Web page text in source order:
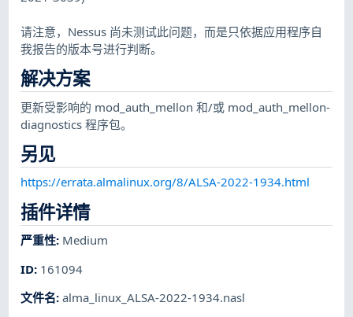
请注意，Nessus 尚未测试此问题，而是只依据应用程序自
我报告的版本号进行判断。
解决方案
更新受影响的 mod_auth_mellon 和/或 mod_auth_mellon-
diagnostics 程序包。
另见
https://errata.almalinux.org/8/ALSA-2022-1934.html
插件详情
严重性: Medium
ID: 161094
文件名:alma_linux_ALSA-2022-1934.nasl